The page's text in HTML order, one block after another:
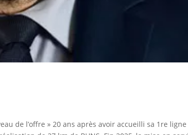
de l’offre » 20 ans après avoir accueilli sa 1re